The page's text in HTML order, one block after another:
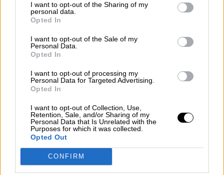
I want to opt-out of the Sharing of my
personal data.
Opted In
I want to opt-out of the Sale of my
Personal Data.
Opted In
I want to opt-out of processing my
Personal Data for Targeted Advertising.
Opted In
I want to opt-out of Collection, Use,
Retention, Sale, and/or Sharing of my
Personal Data that Is Unrelated with the
Purposes for which it was collected.
Opted Out
CONFIRM
Saber idiomas